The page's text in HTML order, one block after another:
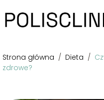
Strona główna / Dieta /
zdrowe?